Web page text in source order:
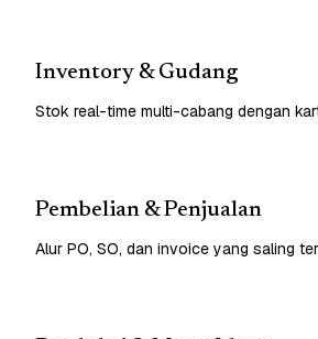
Inventory & Gudang
Stok real-time multi-cabang dengan
Pembelian & Penjualan
Alur PO, SO, dan invoice yang saling